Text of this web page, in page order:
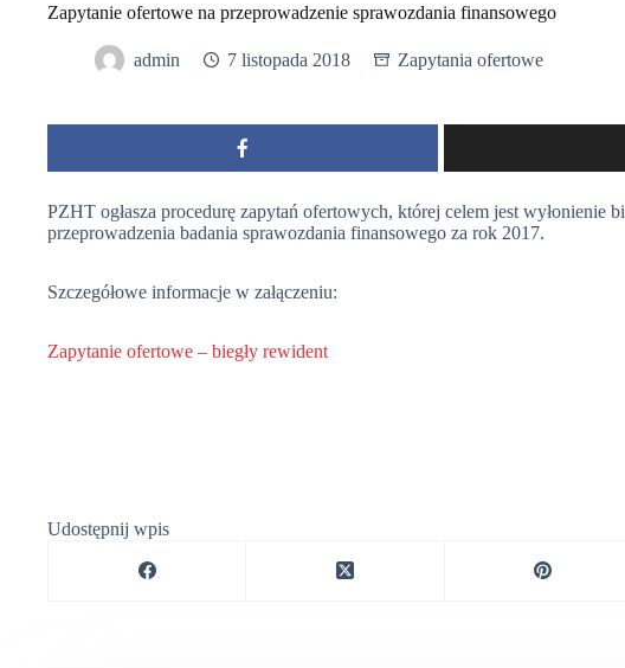
Zapytanie ofertowe na przeprowadzenie sprawozdania finansowego
admin 7 listopada 2018 Zapytania ofertowe
PZHT ogłasza procedurę zapytań ofertowych, której celem jest wyłonienie
przeprowadzenia badania sprawozdania finansowego za rok 2017.
Szczegółowe informacje w załączeniu:
Zapytanie ofertowe – biegły rewident
Udostępnij wpis